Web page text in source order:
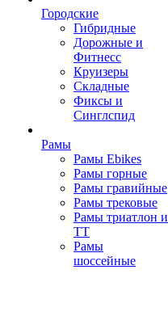
Городские
Гибридные
Дорожные и
Фитнесс
Круизеры
Складные
Фиксы и
Синглспид
Рамы
Рамы Ebikes
Рамы горные
Рамы гравийные
Рамы трековые
Рамы триатлон и
ТТ
Рамы
шоссейные